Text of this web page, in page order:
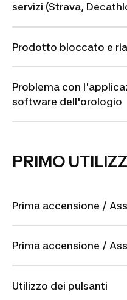
servizi (Strava,
Prodotto bloccato e
Problema con
software dell'orologio
PRIMO
Prima accensione /
Prima accensione /
Utilizzo dei pulsanti